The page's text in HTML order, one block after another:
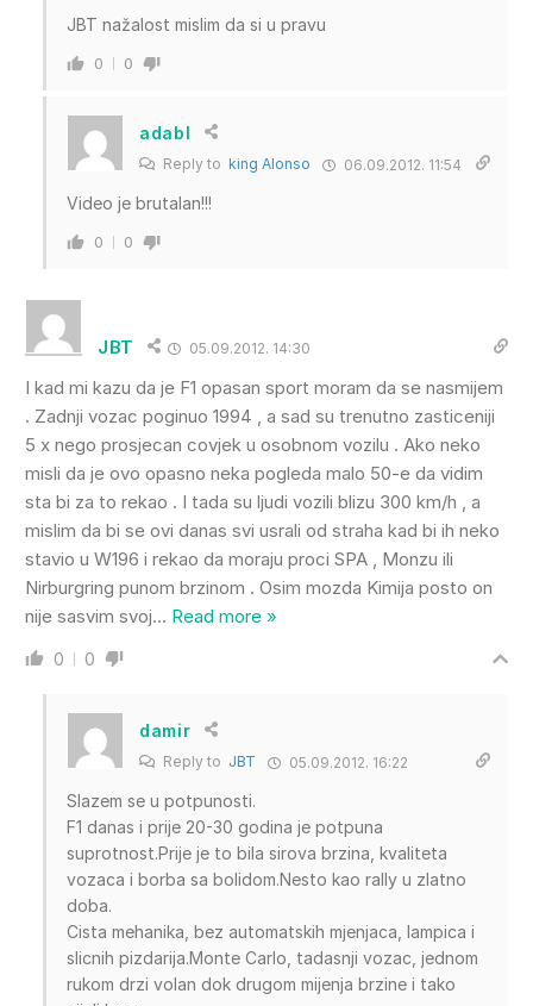
JBT nažalost mislim da si u pravu
0 0
adabl
Reply to king Alonso 06.09.2012. 11:54
Video je brutalan!!!
0 0
JBT 05.09.2012. 14:30
I kad mi kazu da je F1 opasan sport moram da se nasmijem
. Zadnji vozac poginuo 1994 , a sad su trenutno zasticeniji
5 x nego prosjecan covjek u osobnom vozilu . Ako neko
misli da je ovo opasno neka pogleda malo 50-e da vidim
sta bi za to rekao . I tada su ljudi vozili blizu 300 km/h , a
mislim da bi se ovi danas svi usrali od straha kad bi ih neko
stavio u W196 i rekao da moraju proci SPA , Monzu ili
Nirburgring punom brzinom . Osim mozda Kimija posto on
nije sasvim svoj… Read more »
0 0
damir
Reply to JBT 05.09.2012. 16:22
Slazem se u potpunosti.
F1 danas i prije 20-30 godina je potpuna
suprotnost.Prije je to bila sirova brzina, kvaliteta
vozaca i borba sa bolidom.Nesto kao rally u zlatno
doba.
Cista mehanika, bez automatskih mjenjaca, lampica i
slicnih pizdarija.Monte Carlo, tadasnji vozac, jednom
rukom drzi volan dok drugom mijenja brzine i tako